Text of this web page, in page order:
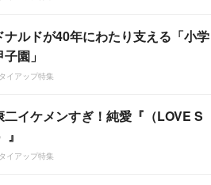
ナルドが40年にわたり支える「小学
園」
イアップ特集
二イケメンすぎ！純愛『（LOVE S
イアップ特集